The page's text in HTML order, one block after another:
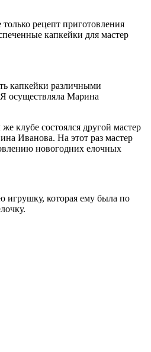
рецепт приготовления
капкейки для мастер
капкейки различными
осуществляла Марина
клубе состоялся другой мастер
Иванова. На этот раз мастер
новогодних елочных
которая ему была по